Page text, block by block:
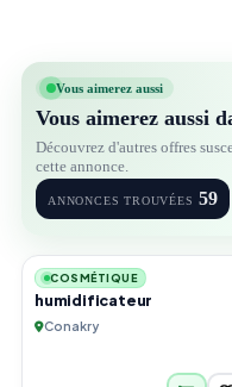
Vous aimerez aussi
Vous aimerez aussi
Découvrez d'autres offres
cette annonce.
ANNONCES TROUVÉES 59
COSMÉTIQUE
humidificateur
Conakry